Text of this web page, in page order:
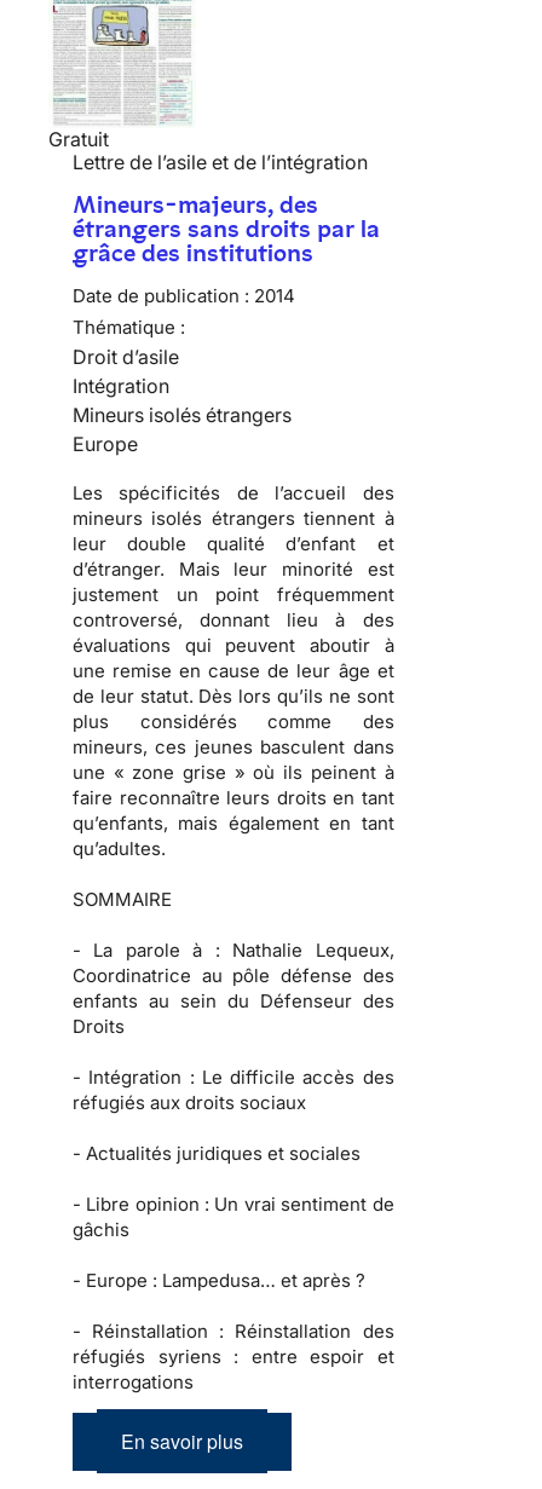
Gratuit
Lettre de l’asile et de l’intégration
Mineurs-majeurs, des
étrangers sans droits par la
grâce des institutions
Date de publication : 2014
Thématique :
Droit d’asile
Intégration
Mineurs isolés étrangers
Europe
Les spécificités de l’accueil des
mineurs isolés étrangers tiennent à
leur double qualité d’enfant et
d’étranger. Mais leur minorité est
justement un point fréquemment
controversé, donnant lieu à des
évaluations qui peuvent aboutir à
une remise en cause de leur âge et
de leur statut. Dès lors qu’ils ne sont
plus considérés comme des
mineurs, ces jeunes basculent dans
une « zone grise » où ils peinent à
faire reconnaître leurs droits en tant
qu’enfants, mais également en tant
qu’adultes.
SOMMAIRE
- La parole à : Nathalie Lequeux,
Coordinatrice au pôle défense des
enfants au sein du Défenseur des
Droits
- Intégration : Le difficile accès des
réfugiés aux droits sociaux
- Actualités juridiques et sociales
- Libre opinion : Un vrai sentiment de
gâchis
- Europe : Lampedusa… et après ?
- Réinstallation : Réinstallation des
réfugiés syriens : entre espoir et
interrogations
En savoir plus